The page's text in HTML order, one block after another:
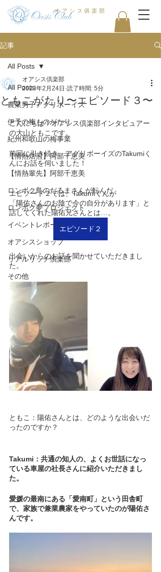
オアシス俱楽部
記事
All Posts
農業男子アグリボーイズ
伊予の梅ものがたり
紀州和歌山の梅事業
【情熱焙煎】阿部千恵美
【情熱輩先】阿部千恵美
ロンボク島のだるまさんが転んだ
ロンボク夢プロジェクト
イベントレポート
オアシスショップ
リアルリッチ倶楽部
その他
All Posts
ともこがたり〜エピソード３〜
オアシス倶楽部
2023年2月24日 読了時間: 5分
こんにちは！オアシス倶楽部インタビュアー
の大山ともこです。
前回に引き続き、アグリボーイズのTakumiく
んにお話を伺いました！
エピソード２では、Takumiくんが
「陽佑さんのお陰で今の自分があります」と
話してくれた陽佑兄さんとは…。
エピソード２
出会いからのお話を聞かせていただきまし
た。
ともこ：陽佑さんとは、どのような出会いだ
ったのですか？
Takumi：共通の知人の、よくお世話になっ
ている車屋の社長さんに紹介いただきまし
た。
愛媛の最南にある「愛南町」という田舎町
で、家族で兼業農家をやっていたのが陽佑さ
んです。